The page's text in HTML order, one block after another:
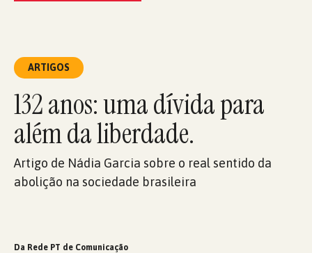
ARTIGOS
132 anos: uma dívida para
além da liberdade.
Artigo de Nádia Garcia sobre o real sentido da
abolição na sociedade brasileira
Da Rede PT de Comunicação